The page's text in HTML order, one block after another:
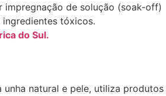
impregnação de solução (soak-off)
ingredientes tóxicos.
do Sul.
unha natural e pele, utiliza